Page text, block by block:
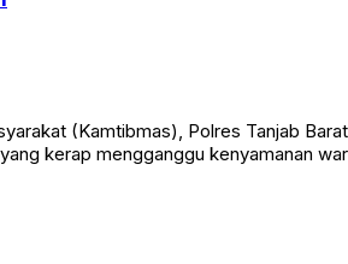
(Kamtibmas), Polres Tanjab
kerap mengganggu kenyamanan